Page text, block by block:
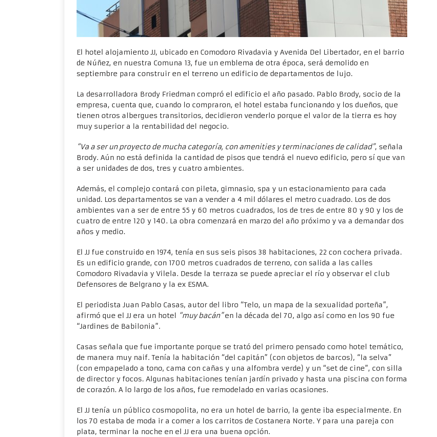
El hotel alojamiento JJ, ubicado en Comodoro Rivadavia y Avenida Del Libertador, en el barrio
de Núñez, en nuestra Comuna 13, fue un emblema de otra época, será demolido en
septiembre para construir en el terreno un edificio de departamentos de lujo.
La desarrolladora Brody Friedman compró el edificio el año pasado. Pablo Brody, socio de la
empresa, cuenta que, cuando lo compraron, el hotel estaba funcionando y los dueños, que
tienen otros albergues transitorios, decidieron venderlo porque el valor de la tierra es hoy
muy superior a la rentabilidad del negocio.
“Va a ser un proyecto de mucha categoría, con amenities y terminaciones de calidad”, señala
Brody. Aún no está definida la cantidad de pisos que tendrá el nuevo edificio, pero sí que van
a ser unidades de dos, tres y cuatro ambientes.
Además, el complejo contará con pileta, gimnasio, spa y un estacionamiento para cada
unidad. Los departamentos se van a vender a 4 mil dólares el metro cuadrado. Los de dos
ambientes van a ser de entre 55 y 60 metros cuadrados, los de tres de entre 80 y 90 y los de
cuatro de entre 120 y 140. La obra comenzará en marzo del año próximo y va a demandar dos
años y medio.
El JJ fue construido en 1974, tenía en sus seis pisos 38 habitaciones, 22 con cochera privada.
Es un edificio grande, con 1700 metros cuadrados de terreno, con salida a las calles
Comodoro Rivadavia y Vilela. Desde la terraza se puede apreciar el río y observar el club
Defensores de Belgrano y la ex ESMA.
El periodista Juan Pablo Casas, autor del libro “Telo, un mapa de la sexualidad porteña”,
afirmó que el JJ era un hotel “muy bacán”en la década del 70, algo así como en los 90 fue
“Jardines de Babilonia”.
Casas señala que fue importante porque se trató del primero pensado como hotel temático,
de manera muy naif. Tenía la habitación “del capitán” (con objetos de barcos), “la selva”
(con empapelado a tono, cama con cañas y una alfombra verde) y un “set de cine”, con silla
de director y focos. Algunas habitaciones tenían jardín privado y hasta una piscina con forma
de corazón. A lo largo de los años, fue remodelado en varias ocasiones.
El JJ tenía un público cosmopolita, no era un hotel de barrio, la gente iba especialmente. En
los 70 estaba de moda ir a comer a los carritos de Costanera Norte. Y para una pareja con
plata, terminar la noche en el JJ era una buena opción.